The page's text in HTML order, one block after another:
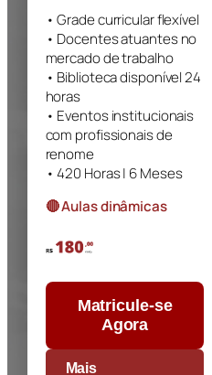
• Grade curricular flexível
• Docentes atuantes no
mercado de trabalho
• Biblioteca disponível 24
horas
• Eventos institucionais
com profissionais de
renome
• 420 Horas | 6 Meses
🔴 Aulas dinâmicas
Matricule-se
Agora
Mais